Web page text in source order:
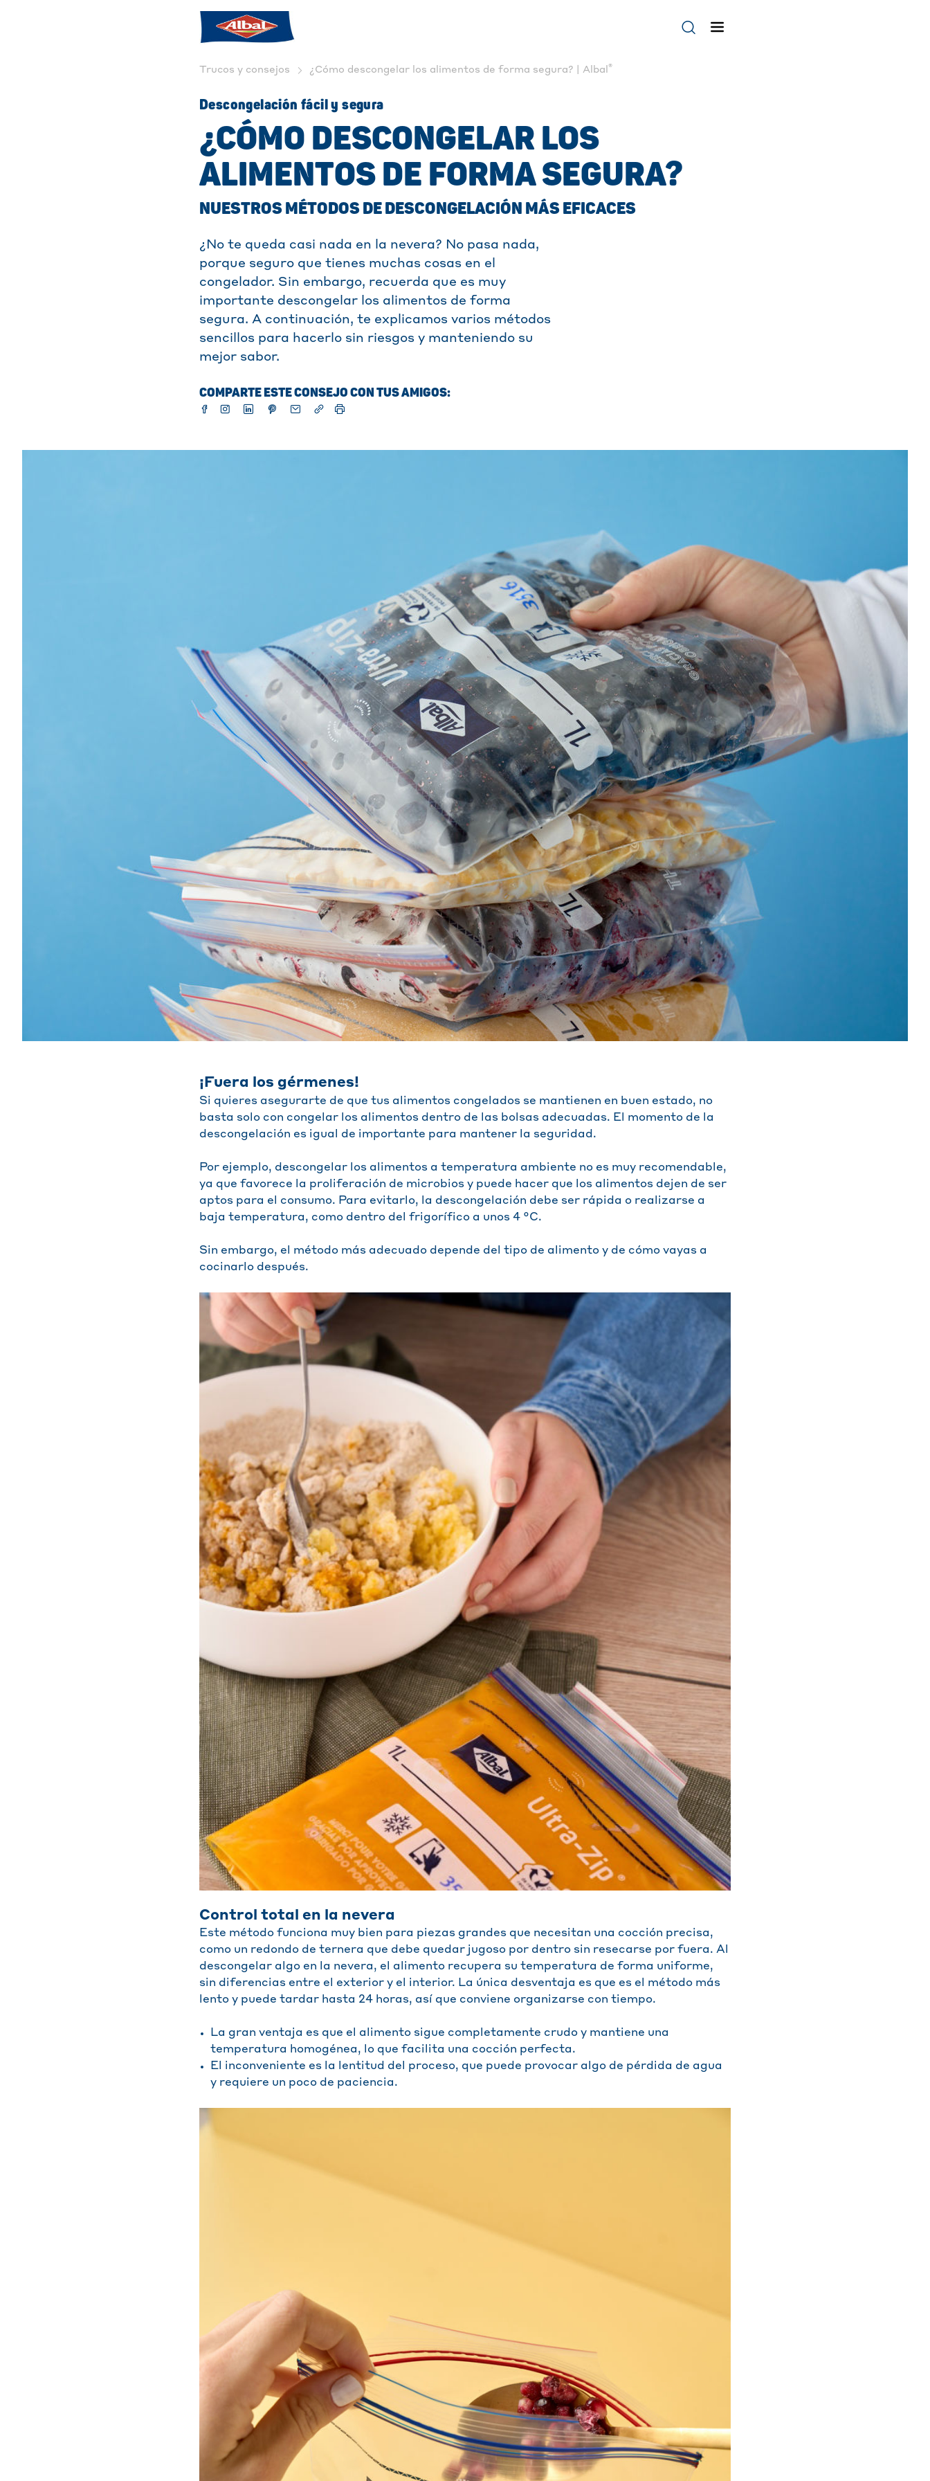
Trucos y consejos ¿Cómo descongelar los alimentos de forma segura? | Albal ®
Descongelación fácil y segura
¿CÓMO DESCONGELAR LOS
ALIMENTOS DE FORMA SEGURA?
NUESTROS MÉTODOS DE DESCONGELACIÓN MÁS EFICACES
¿No te queda casi nada en la nevera? No pasa nada,
porque seguro que tienes muchas cosas en el
congelador. Sin embargo, recuerda que es muy
importante descongelar los alimentos de forma
segura. A continuación, te explicamos varios métodos
sencillos para hacerlo sin riesgos y manteniendo su
mejor sabor.
COMPARTE ESTE CONSEJO CON TUS AMIGOS:
¡Fuera los gérmenes!
Si quieres asegurarte de que tus alimentos congelados se mantienen en buen estado, no
basta solo con congelar los alimentos dentro de las bolsas adecuadas. El momento de la
descongelación es igual de importante para mantener la seguridad.
Por ejemplo, descongelar los alimentos a temperatura ambiente no es muy recomendable,
ya que favorece la proliferación de microbios y puede hacer que los alimentos dejen de ser
aptos para el consumo. Para evitarlo, la descongelación debe ser rápida o realizarse a
baja temperatura, como dentro del frigorífico a unos 4 °C.
Sin embargo, el método más adecuado depende del tipo de alimento y de cómo vayas a
cocinarlo después.
Control total en la nevera
Este método funciona muy bien para piezas grandes que necesitan una cocción precisa,
como un redondo de ternera que debe quedar jugoso por dentro sin resecarse por fuera. Al
descongelar algo en la nevera, el alimento recupera su temperatura de forma uniforme,
sin diferencias entre el exterior y el interior. La única desventaja es que es el método más
lento y puede tardar hasta 24 horas, así que conviene organizarse con tiempo.
La gran ventaja es que el alimento sigue completamente crudo y mantiene una
temperatura homogénea, lo que facilita una cocción perfecta.
El inconveniente es la lentitud del proceso, que puede provocar algo de pérdida de agua
y requiere un poco de paciencia.